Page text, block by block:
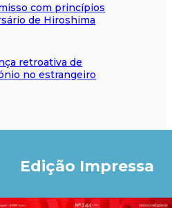
com princípios
de Hiroshima
retroativa de
no estrangeiro
Edição Impressa